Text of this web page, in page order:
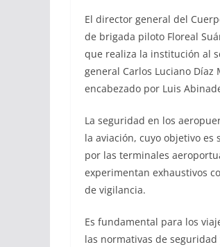
El director general del
de brigada piloto Floreal
que realiza la institución al
general Carlos Luciano
encabezado por Luis
La seguridad en los
la aviación, cuyo objetivo
por las terminales
experimentan exhaustivos
de vigilancia.
Es fundamental para los
las normativas de